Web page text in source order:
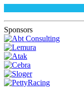
Sponsors